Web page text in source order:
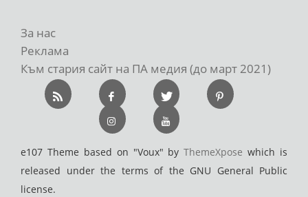
За нас
Реклама
Към стария сайт на ПА медия (до март 2021)
e107 Theme based on "Voux" byThemeXpose which is
released under the terms of the GNU General Public
license.